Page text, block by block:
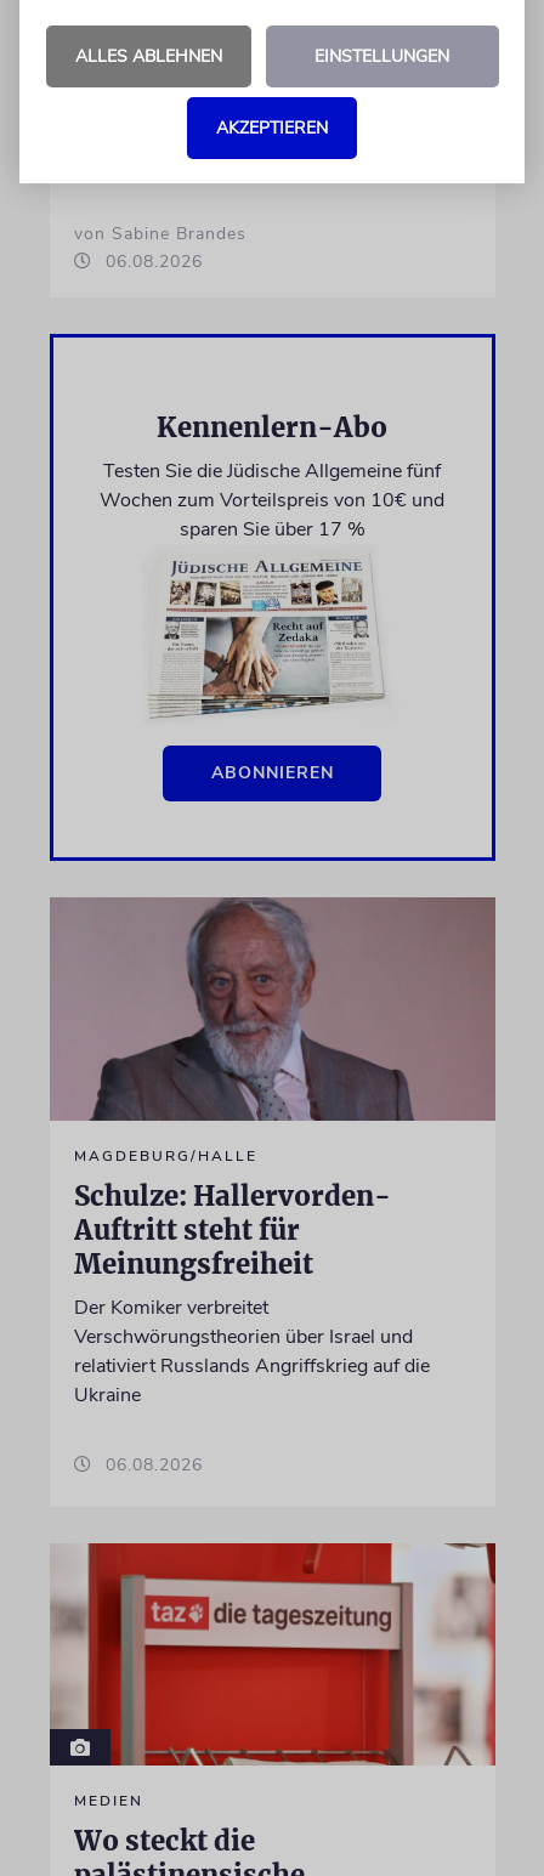
GESELLSCHAFT
Misstrauen vor der Wahl
72 Prozent der jüdischen Israelis fürchten,
dass die Parlamentswahl im Oktober
beeinträchtigt werden könnte
von Sabine Brandes
06.08.2026
Kennenlern-Abo
Testen Sie die Jüdische Allgemeine fünf
Wochen zum Vorteilspreis von 10€ und
sparen Sie über 17 %
ABONNIEREN
MAGDEBURG/HALLE
Schulze: Hallervorden-
Auftritt steht für
Meinungsfreiheit
Der Komiker verbreitet
Verschwörungstheorien über Israel und
relativiert Russlands Angriffskrieg auf die
Ukraine
06.08.2026
MEDIEN
Wo steckt die
ALLES ABLEHNEN EINSTELLUNGEN
AKZEPTIEREN